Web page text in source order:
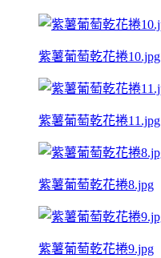
紫薯葡萄乾花捲10.jpg
紫薯葡萄乾花捲11.jpg
紫薯葡萄乾花捲8.jpg
紫薯葡萄乾花捲9.jpg